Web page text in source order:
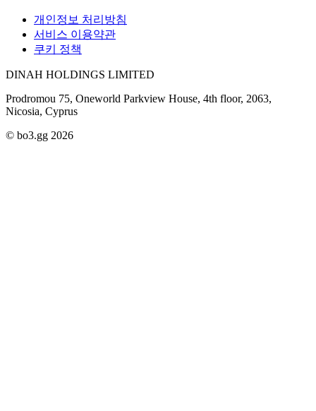
개인정보 처리방침
서비스 이용약관
쿠키 정책
DINAH HOLDINGS LIMITED
Prodromou 75, Oneworld Parkview House, 4th floor, 2063,
Nicosia, Cyprus
© bo3.gg 2026